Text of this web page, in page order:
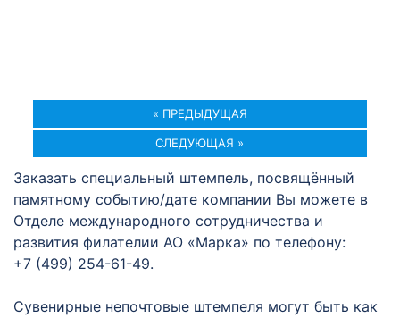
« ПРЕДЫДУЩАЯ
СЛЕДУЮЩАЯ »
Заказать специальный штемпель, посвящённый
памятному событию/дате компании Вы можете в
Отделе международного сотрудничества и
развития филателии АО «Марка» по телефону:
+7 (499) 254-61-49.
Сувенирные непочтовые штемпеля могут быть как